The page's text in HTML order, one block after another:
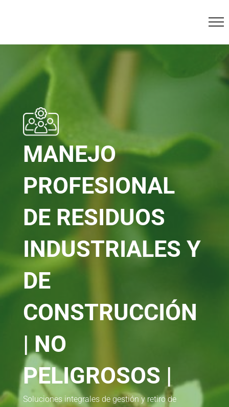
MANEJO
PROFESIONAL
DE RESIDUOS
INDUSTRIALES Y
DE
CONSTRUCCIÓN
| NO
PELIGROSOS |
Soluciones integrales de gestión y retiro de